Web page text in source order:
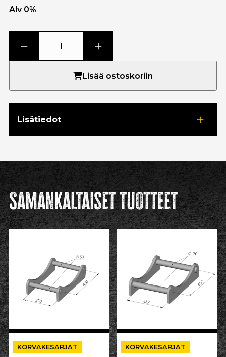
Alv 0%
Lisää ostoskoriin
Lisätiedot
Samankaltaiset tuotteet
KORVAKESARJAT KORVAKESARJAT